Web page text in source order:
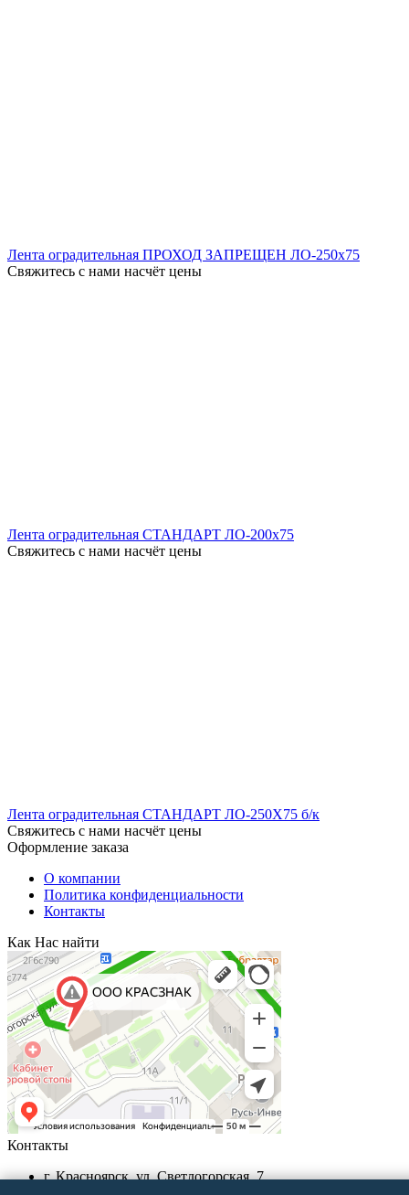
Лента оградительная ПРОХОД ЗАПРЕЩЕН ЛО-250x75
Свяжитесь с нами насчёт цены
Лента оградительная СТАНДАРТ ЛО-200x75
Свяжитесь с нами насчёт цены
Лента оградительная СТАНДАРТ ЛО-250X75 б/к
Свяжитесь с нами насчёт цены
Оформление заказа
О компании
Политика конфиденциальности
Контакты
Как Нас найти
Контакты
г. Красноярск, ул. Светлогорская, 7